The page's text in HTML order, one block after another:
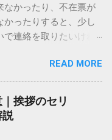
なかったり、不在票が
かったりすると、少し
連絡を取りたいけれ
も多いはずです。 福山
もしれませんが、個人
ます。大切なのは、
です。この記事で
連絡、再配達の依頼
READ MORE
挨拶のセリ
説